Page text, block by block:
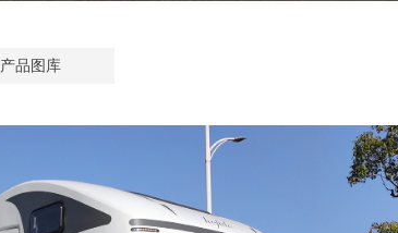
产品图库